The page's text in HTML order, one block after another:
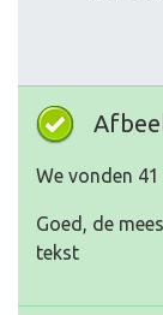
We vonden
Goed, de
tekst